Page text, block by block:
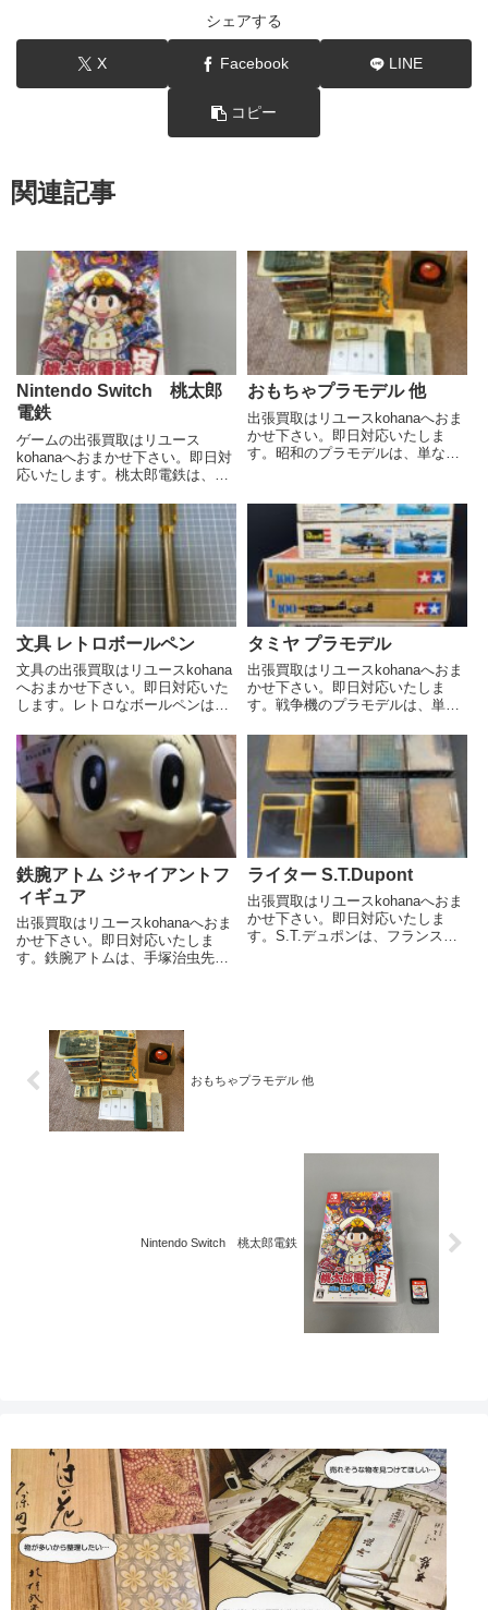
シェアする
X Facebook LINE
コピー
関連記事
Nintendo Switch 桃太郎
電鉄
ゲームの出張買取はリユース
kohanaへおまかせ下さい。即日対
応いたします。桃太郎電鉄は、日
コンピュータゲームシリーズで
す。鉄道会社を経営し、日本全国
の土地を購入しながら、総資産日
本一を目指します。シンプルな
ル...
おもちゃプラモデル 他
出張買取はリユースkohanaへおま
かせ下さい。即日対応いたしま
す。昭和のプラモデルは、単なる
にわたります近年、昭和レトロブ
ームもあり、昭和のプラモデルに
対する関心も高まっています...
文具 レトロボールペン
文具の出張買取はリユースkohana
へおまかせ下さい。即日対応いた
します。レトロなボールペンは、
インや素材感から、どこか懐かし
く温かみのある魅力を感じさせて
くれます。 ご相談、査定、買取
依頼はお気軽にお電話でお...
タミヤ プラモデル
出張買取はリユースkohanaへおま
かせ下さい。即日対応いたしま
す。戦争機のプラモデルは、単な
して美しさを凝縮した芸術作品と
して、多くの人々を魅了していま
す。 ご相談、査定、買取依頼は
お気軽にお電話でお問い合わ...
鉄腕アトム ジャイアントフ
ィギュア
出張買取はリユースkohanaへおま
かせ下さい。即日対応いたしま
す。鉄腕アトムは、手塚治虫先生
始以来、数々のメディアミックス
展開を行い、日本のみな...
ライター S.T.Dupont
出張買取はリユースkohanaへおま
かせ下さい。即日対応いたしま
す。S.T.デュポンは、フランスを
おもちゃプラモデル 他
Nintendo Switch 桃太郎電鉄